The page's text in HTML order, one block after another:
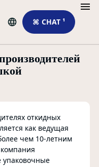
⌘ CHAT ¹
откидных
как ведущая
чем 10-летним
упаковочные